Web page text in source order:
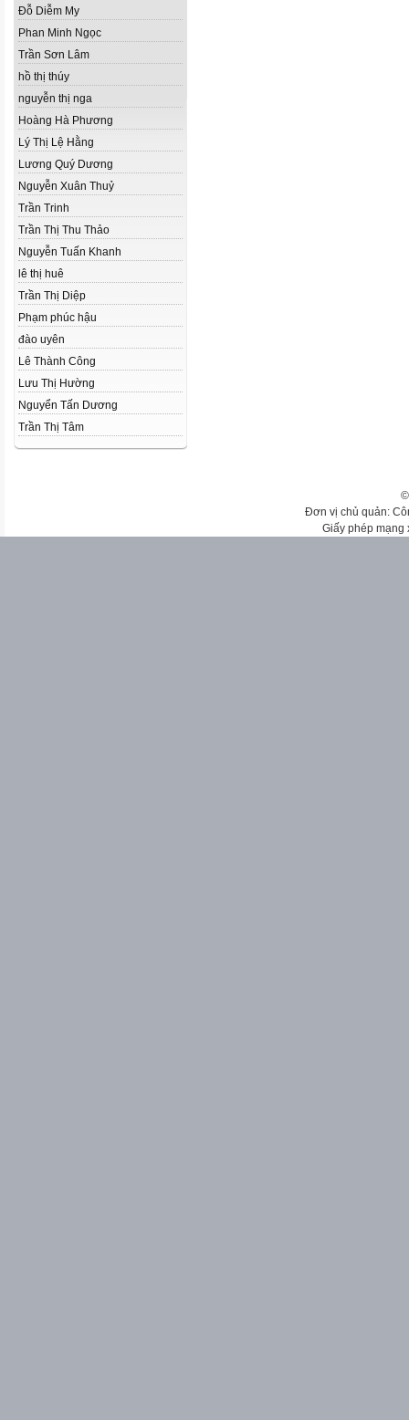
Đỗ Diễm My
Phan Minh Ngọc
Trần Sơn Lâm
hồ thị thúy
nguyễn thị nga
Hoàng Hà Phương
Lý Thị Lệ Hằng
Lương Quý Dương
Nguyễn Xuân Thuỷ
Trần Trinh
Trần Thị Thu Thảo
Nguyễn Tuấn Khanh
lê thị huê
Trần Thị Diệp
Phạm phúc hậu
đào uyên
Lê Thành Công
Lưu Thị Hường
Nguyển Tấn Dương
Trần Thị Tâm
Đơn vị chủ quản:
Giấy phép mạng